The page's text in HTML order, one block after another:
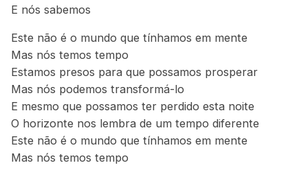
E nós sabemos
Este não é o mundo que tínhamos em mente
Mas nós temos tempo
Estamos presos para que possamos prosperar
Mas nós podemos transformá-lo
E mesmo que possamos ter perdido esta noite
O horizonte nos lembra de um tempo diferente
Este não é o mundo que tínhamos em mente
Mas nós temos tempo